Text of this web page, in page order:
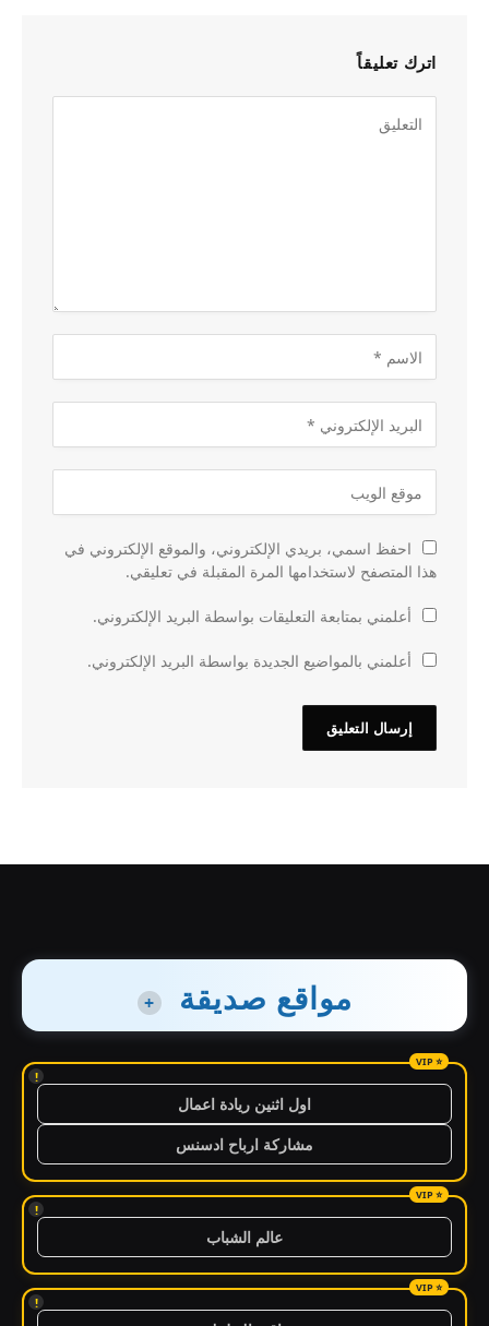
اترك تعليقاً
احفظ اسمي، بريدي الإلكتروني، والموقع الإلكتروني في
هذا المتصفح لاستخدامها المرة المقبلة في تعليقي.
أعلمني بمتابعة التعليقات بواسطة البريد الإلكتروني.
أعلمني بالمواضيع الجديدة بواسطة البريد الإلكتروني.
مواقع صديقة +
!
اول اثنين ريادة اعمال
مشاركة ارباح ادسنس
!
عالم الشباب
!